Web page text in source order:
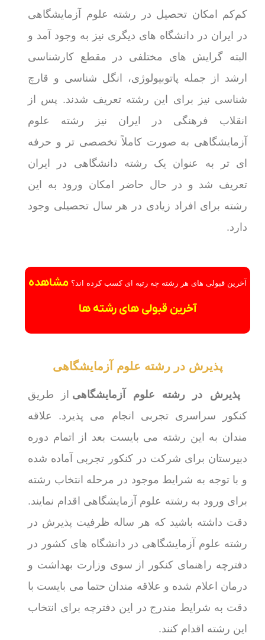
کم‌کم امکان تحصیل در رشته علوم آزمایشگاهی
در ایران در دانشگاه های دیگری نیز به وجود آمد و
البته گرایش های مختلفی در مقطع کارشناسی
ارشد از جمله پاتوبیولوژی، انگل شناسی و قارچ
شناسی نیز برای این رشته تعریف شدند. پس از
انقلاب فرهنگی در ایران نیز رشته علوم
آزمایشگاهی به صورت کاملاً تخصصی تر و حرفه
ای تر به عنوان یک رشته دانشگاهی در ایران
تعریف شد و در حال حاضر امکان ورود به این
رشته برای افراد زیادی در هر سال تحصیلی وجود
دارد.
آخرین قبولی های هر رشته چه رتبه ای کسب کرده اند؟ مشاهده
آخرین قبولی های رشته ها
پذیرش در رشته علوم آزمایشگاهی
پذیرش در رشته علوم آزمایشگاهی از طریق
کنکور سراسری تجربی انجام می پذیرد. علاقه
مندان به این رشته می بایست بعد از اتمام دوره
دبیرستان برای شرکت در کنکور تجربی آماده شده
و با توجه به شرایط موجود در مرحله انتخاب رشته
برای ورود به رشته علوم آزمایشگاهی اقدام نمایند.
دقت داشته باشید که هر ساله ظرفیت پذیرش در
رشته علوم آزمایشگاهی در دانشگاه های کشور در
دفترچه راهنمای کنکور از سوی وزارت بهداشت و
درمان اعلام شده و علاقه مندان حتما می بایست با
دقت به شرایط مندرج در این دفترچه برای انتخاب
این رشته اقدام کنند.